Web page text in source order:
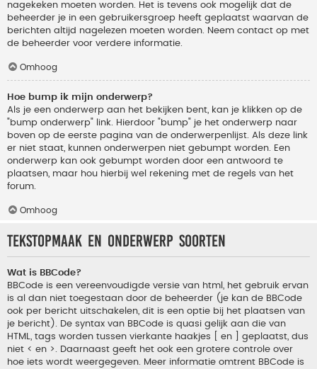
nagekeken moeten worden. Het is tevens ook mogelijk dat de
beheerder je in een gebruikersgroep heeft geplaatst waarvan de
berichten altijd nagelezen moeten worden. Neem contact op met
de beheerder voor verdere informatie.
Omhoog
Hoe bump ik mijn onderwerp?
Als je een onderwerp aan het bekijken bent, kan je klikken op de
"bump onderwerp" link. Hierdoor "bump" je het onderwerp naar
boven op de eerste pagina van de onderwerpenlijst. Als deze link
er niet staat, kunnen onderwerpen niet gebumpt worden. Een
onderwerp kan ook gebumpt worden door een antwoord te
plaatsen, maar hou hierbij wel rekening met de regels van het
forum.
Omhoog
Tekstopmaak en onderwerp soorten
Wat is BBCode?
BBCode is een vereenvoudigde versie van html, het gebruik ervan
is al dan niet toegestaan door de beheerder (je kan de BBCode
ook per bericht uitschakelen, dit is een optie bij het plaatsen van
je bericht). De syntax van BBCode is quasi gelijk aan die van
HTML, tags worden tussen vierkante haakjes [ en ] geplaatst, dus
niet < en >. Daarnaast geeft het ook een grotere controle over
hoe iets wordt weergegeven. Meer informatie omtrent BBCode is